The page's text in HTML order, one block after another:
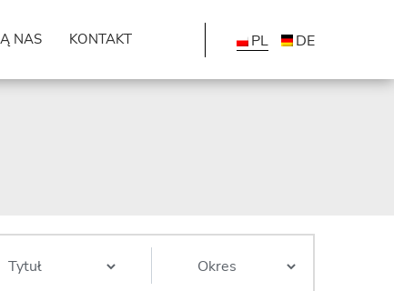
NAS KONTAKT PL DE